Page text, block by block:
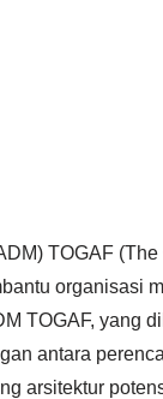
TOGAF
organisasi
TOGAF, yang
antara
arsitektur